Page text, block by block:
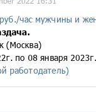
час мужчины и
(Москва)
по 08 января
работодатель)